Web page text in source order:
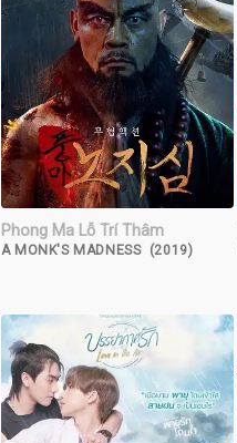
Phong Ma Lỗ Trí Thâm
A MONK'S MADNESS (2019)